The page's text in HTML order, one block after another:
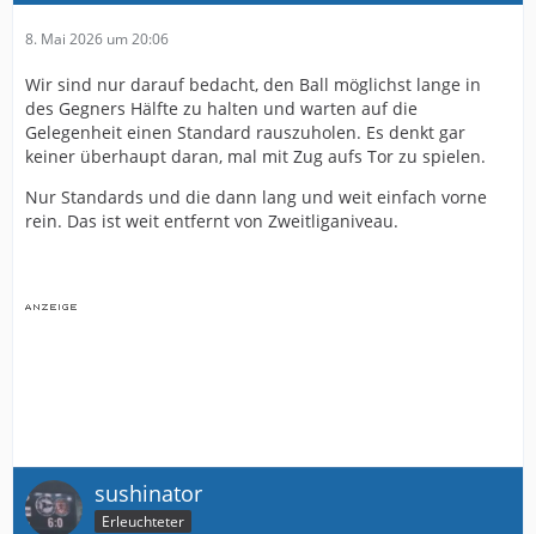
8. Mai 2026 um 20:06
Wir sind nur darauf bedacht, den Ball möglichst lange in
des Gegners Hälfte zu halten und warten auf die
Gelegenheit einen Standard rauszuholen. Es denkt gar
keiner überhaupt daran, mal mit Zug aufs Tor zu spielen.
Nur Standards und die dann lang und weit einfach vorne
rein. Das ist weit entfernt von Zweitliganiveau.
sushinator
Erleuchteter